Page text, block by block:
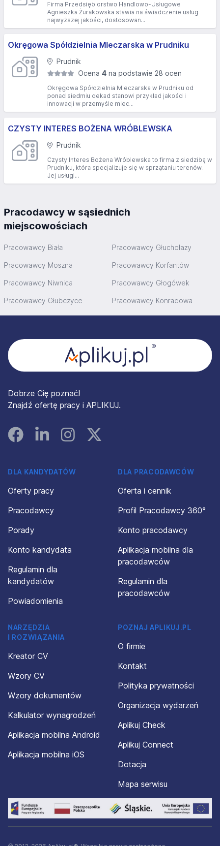
Firma Przedsiębiorstwo Handlowo-Usługowe
Agnieszka Żurakowska stawia na świadczenie usług
najwyższej jakości, dostosowan...
Okręgowa Spółdzielnia Mleczarska w Prudniku
Prudnik
Ocena 4 na podstawie 28 ocen
Okręgowa Spółdzielnia Mleczarska w Prudniku od
ponad siedmiu dekad stanowi przykład jakości i
innowacji w przemyśle mlec...
CZYSTY INTERES BOŻENA WRÓBLEWSKA
Prudnik
Czysty Interes Bożena Wróblewska to firma z siedzibą w
Prudniku, która specjalizuje się w sprzątaniu terenów.
Jej usługi...
Pracodawcy w sąsiednich
miejscowościach
Pracowawcy Biała Pracowawcy Głuchołazy
Pracowawcy Moszna Pracowawcy Korfantów
Pracowawcy Niwnica Pracowawcy Głogówek
Pracowawcy Głubczyce Pracowawcy Konradowa
Dobrze Cię poznać!
Znajdź ofertę pracy i APLIKUJ.
FacebookLinked InInstagramInstagram
DLA KANDYDATÓW
Oferty pracy
Pracodawcy
Porady
Konto kandydata
Regulamin dla
kandydatów
Powiadomienia
DLA PRACODAWCÓW
Oferta i cennik
Profil Pracodawcy 360°
Konto pracodawcy
Aplikacja mobilna dla
pracodawców
Regulamin dla
pracodawców
NARZĘDZIA
I ROZWIĄZANIA
Kreator CV
Wzory CV
Wzory dokumentów
Kalkulator wynagrodzeń
Aplikacja mobilna Android
Aplikacja mobilna iOS
POZNAJ APLIKUJ.PL
O firmie
Kontakt
Polityka prywatności
Organizacja wydarzeń
Aplikuj Check
Aplikuj Connect
Dotacja
Mapa serwisu